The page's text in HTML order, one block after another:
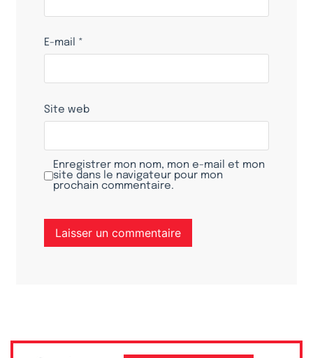
E-mail *
Site web
Enregistrer mon nom, mon e-mail et mon
site dans le navigateur pour mon
prochain commentaire.